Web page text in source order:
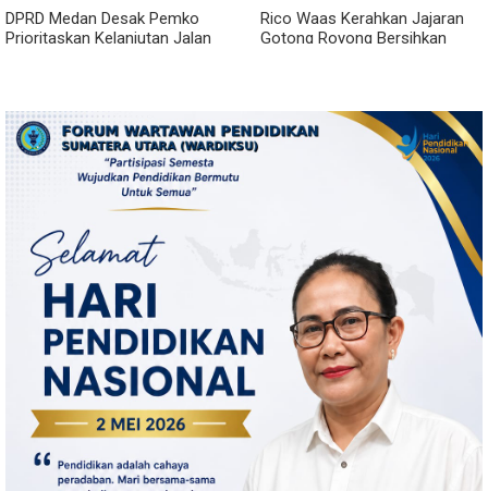
DPRD Medan Desak Pemko
Prioritaskan Kelanjutan Jalan
Rico Waas Kerahkan Jajaran
Gotong Royong Bersihkan